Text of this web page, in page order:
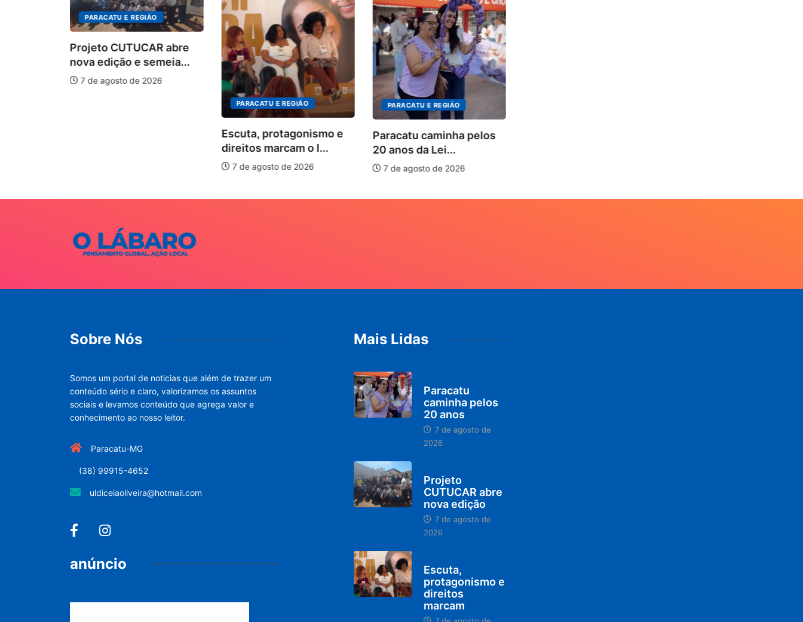
PARACATU E REGIÃO
Projeto CUTUCAR abre
nova edição e semeia...
7 de agosto de 2026
PARACATU E REGIÃO
Escuta, protagonismo e
direitos marcam o I...
7 de agosto de 2026
PARACATU E REGIÃO
Paracatu caminha pelos
20 anos da Lei...
7 de agosto de 2026
Sobre Nós
Somos um portal de noticias que além de trazer um
conteúdo sério e claro, valorizamos os assuntos
sociais e levamos conteúdo que agrega valor e
conhecimento ao nosso leitor.
Paracatu-MG
(38) 99915-4652
uldiceiaoliveira@hotmail.com
anúncio
Mais Lidas
Paracatu
caminha pelos
20 anos
7 de agosto de
2026
Projeto
CUTUCAR abre
nova edição
7 de agosto de
2026
Escuta,
protagonismo e
direitos
marcam